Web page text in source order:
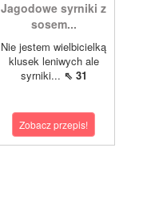
Jagodowe syrniki z
sosem...
Nie jestem wielbicielką
klusek leniwych ale
syrniki... ⇖ 31
Zobacz przepis!